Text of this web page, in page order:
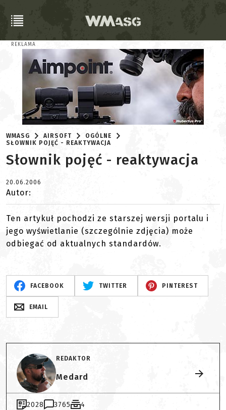
REKLAMA
WMASG AIRSOFT
OGÓLNE
SŁOWNIK POJĘĆ - REAKTYWACJA
Słownik pojęć - reaktywacja
20.06.2006
Autor:
Ten artykuł pochodzi ze starszej wersji portalu i
jego wyświetlanie (szczególnie zdjęcia) może
odbiegać od aktualnych standardów.
FACEBOOK TWITTER PINTEREST
EMAIL
REDAKTOR
Medard
2028 3765 4